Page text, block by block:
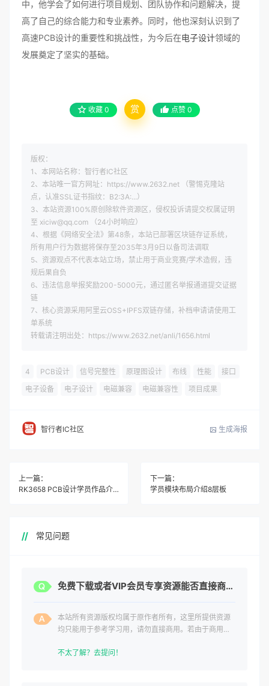
中，他学会了如何进行项目规划、团队协作和问题解决，提
高了自己的综合能力和专业素养。同时，他也深刻认识到了
高速PCB设计的重要性和挑战性，为今后在电子设计领域的
发展奠定了坚实的基础。
收藏 0 赏 点赞 0
版权：
1、本网站名称：智行者IC社区
2、本站唯一官方网址：https://www.2632.net （警惕克隆站
点，认准SSL证书指纹：B2:3A:...）
3、本站资源100%原创除软件资源区，侵权投诉请提交权属证明
至 xiciw@qq.com （24小时响应）
4、根据《网络安全法》第48条，本站已部署区块链存证系统，
所有用户行为数据将保存至2035年3月9日以备司法调取
5、资源观点不代表本站立场，禁止用于商业竞赛/学术造假，违
规后果自负
6、违法信息举报奖励200-5000元，通过匿名举报通道提交证据
链
7、核心资源采用阿里云OSS+IPFS双链存储，补档申请请使用工
单系统
转载请注明出处：https://www.2632.net/anli/1656.html
4 PCB设计 信号完整性 原理图设计 布线 性能
接口
电子设备
电子设计 电磁兼容 电磁兼容性 项目成果
智行者IC社区 生成海报
上一篇：
RK3658 PCB设计学员作品介绍
下一篇：
学员模块布局介绍8层板
常见问题
免费下载或者VIP会员专享资源能否直接商用？
本站所有资源版权均属于原作者所有，这里所提供资源
均只能用于参考学习用，请勿直接商用。若由于商用引
不太了解？去提问！